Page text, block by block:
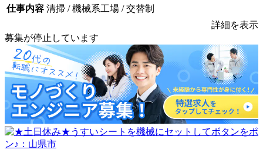
仕事内容 清掃 / 機械系工場 / 交替制
詳細を表示
募集が停止しています